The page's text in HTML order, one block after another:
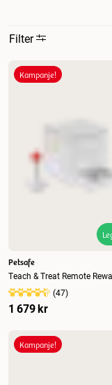
Filter
Mest relevant
Tilbud
Kampanje!
Petsafe
Teach & Treat Remote
(47)
1 679 kr
Kampanje!